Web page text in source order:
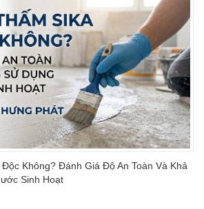
Không? Đánh Giá Độ An Toàn Và Khả
Sinh Hoạt